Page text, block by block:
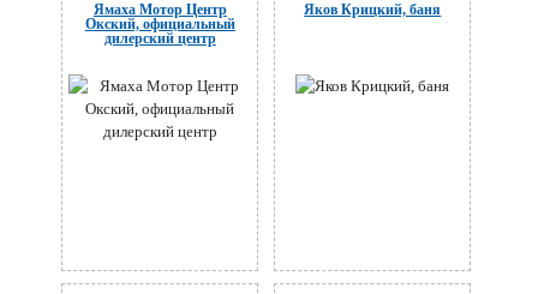
Ямаха Мотор Центр
Окский, официальный
дилерский центр
Яков Крицкий, баня